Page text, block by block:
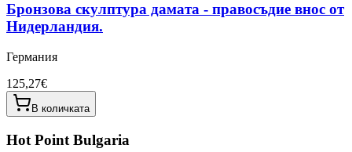
Бронзова скулптура дамата - правосъдие внос от
Нидерландия.
Германия
125,27€
В количката
Hot Point Bulgaria